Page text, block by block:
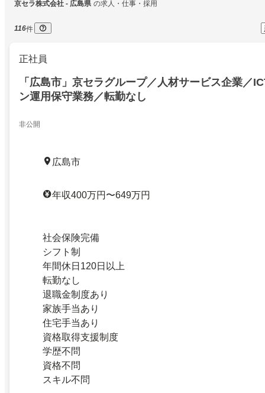
京セラ株式会社 - 広島県 の求人・仕事・採用
116件
正社員
「広島市」京セラグループ／人材サービス企業／
ン運用保守業務／転勤なし
非公開
広島市
年収400万円〜649万円
社会保険完備
シフト制
年間休日120日以上
転勤なし
退職金制度あり
家族手当あり
住宅手当あり
資格取得支援制度
学歴不問
資格不問
スキル不問